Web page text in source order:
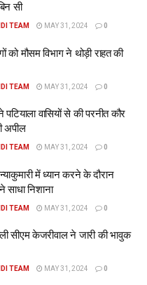
सी
TEAM MAY 31, 2024 0
को मौसम विभाग ने थोड़ी राहत की
TEAM MAY 31, 2024 0
वासियों से की परनीत कौर
अपील
TEAM MAY 31, 2024 0
में ध्यान करने के दौरान
निशाना
TEAM MAY 31, 2024 0
सीएम केजरीवाल ने जारी की भावुक
TEAM MAY 31, 2024 0